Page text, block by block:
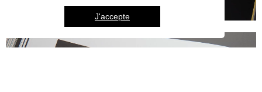
J'accepte